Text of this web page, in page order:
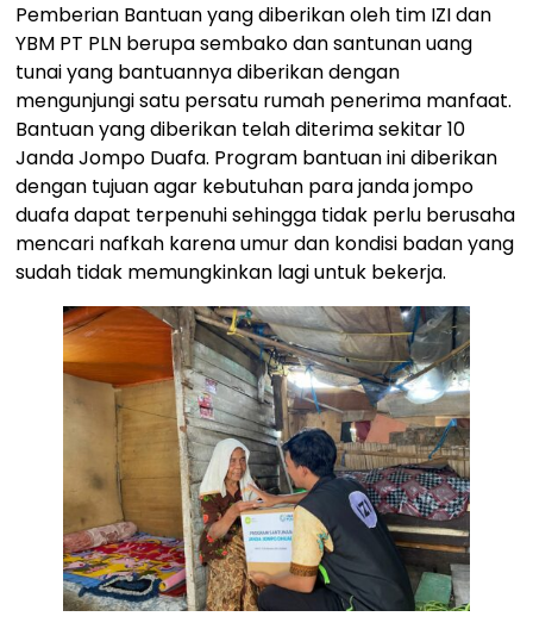
Pemberian Bantuan yang diberikan oleh tim IZI dan
YBM PT PLN berupa sembako dan santunan uang
tunai yang bantuannya diberikan dengan
mengunjungi satu persatu rumah penerima manfaat.
Bantuan yang diberikan telah diterima sekitar 10
Janda Jompo Duafa. Program bantuan ini diberikan
dengan tujuan agar kebutuhan para janda jompo
duafa dapat terpenuhi sehingga tidak perlu berusaha
mencari nafkah karena umur dan kondisi badan yang
sudah tidak memungkinkan lagi untuk bekerja.